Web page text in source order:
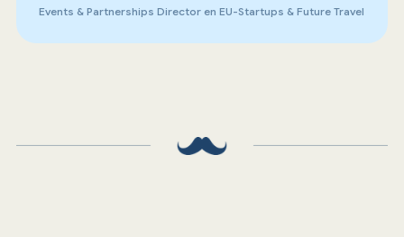
Events & Partnerships Director en EU-Startups & Future Travel